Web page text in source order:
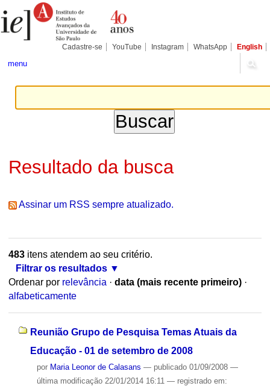
para
conteúdo.
Pessoais
Cadastre-se YouTube Instagram WhatsApp English
menu
Resultado da busca
Assinar um RSS sempre atualizado.
483itens atendem ao seu critério.
Filtrar os resultados
Ordenar por relevância · data (mais recente primeiro) ·
alfabeticamente
Reunião Grupo de Pesquisa Temas Atuais da
Educação - 01 de setembro de 2008
por Maria Leonor de Calasans — publicado01/09/2008 —
última modificação22/01/2014 16:11 — registrado em: